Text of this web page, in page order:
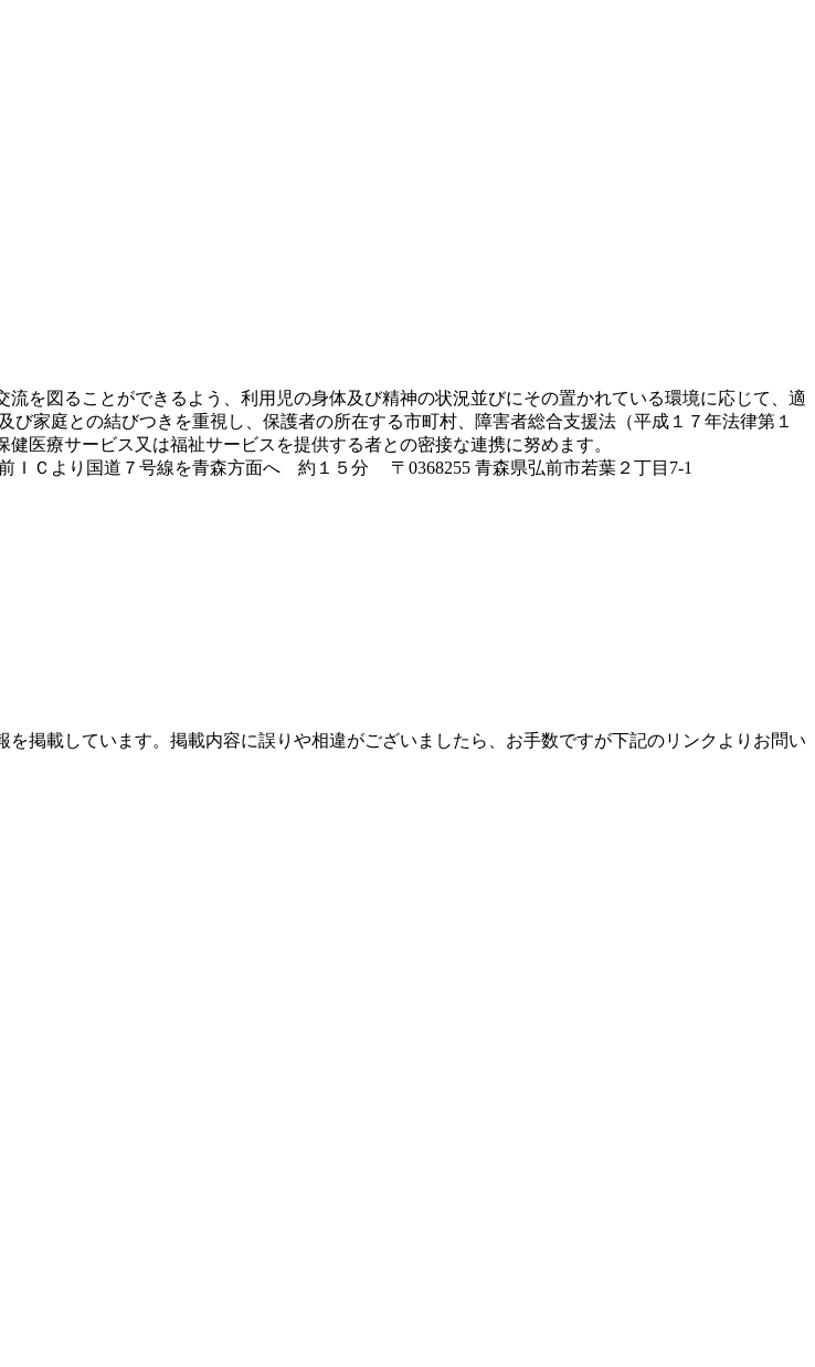
を図ることができるよう、利用児の身体及び精神の状況並びにその置かれている環境に応じて、適
家庭との結びつきを重視し、保護者の所在する市町村、障害者総合支援法（平成１７年法律第１
医療サービス又は福祉サービスを提供する者との密接な連携に努めます。
ＩＣより国道７号線を青森方面へ 約１５分 〒0368255 青森県弘前市若葉２丁目7-1
掲載しています。掲載内容に誤りや相違がございましたら、お手数ですが下記のリンクよりお問い